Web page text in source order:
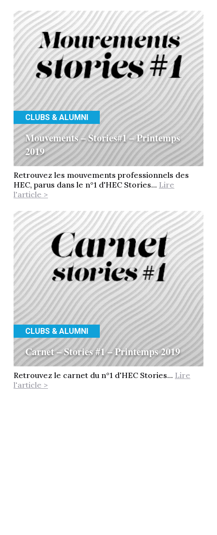
CLUBS & ALUMNI
Mouvements – Stories#1 – Printemps
2019
Retrouvez les mouvements professionnels des
HEC, parus dans le n°1 d'HEC Stories... Lire
l'article >
CLUBS & ALUMNI
Carnet – Stories #1 – Printemps 2019
Retrouvez le carnet du n°1 d'HEC Stories... Lire
l'article >